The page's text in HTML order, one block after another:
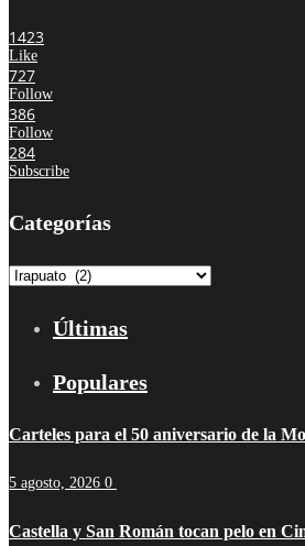
1423
Like
727
Follow
386
Follow
284
Subscribe
Categorías
Categorías
Últimas
Populares
Carteles para el 50 aniversario de la
5 agosto, 2026 0
Castella y San Román tocan pelo en